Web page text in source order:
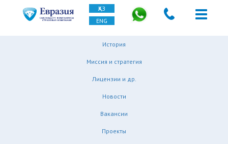
ҚАЗ
ENG
История
Миссия и стратегия
Лицензии и др.
Новости
Вакансии
Проекты